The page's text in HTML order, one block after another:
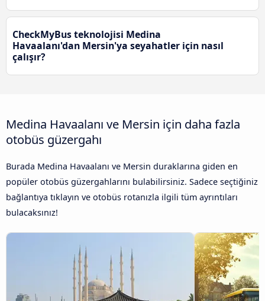
CheckMyBus teknolojisi Medina
Havaalanı'dan Mersin'ya seyahatler için nasıl
çalışır?
Medina Havaalanı ve Mersin için daha fazla
otobüs güzergahı
Burada Medina Havaalanı ve Mersin duraklarına giden en
popüler otobüs güzergahlarını bulabilirsiniz. Sadece seçtiğiniz
bağlantıya tıklayın ve otobüs rotanızla ilgili tüm ayrıntıları
bulacaksınız!